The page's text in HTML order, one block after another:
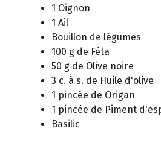
1 Oignon
1 Ail
Bouillon de légumes
100 g de Féta
50 g de Olive noire
3 c. à s. de Huile d'olive
1 pincée de Origan
1 pincée de Piment
Basilic